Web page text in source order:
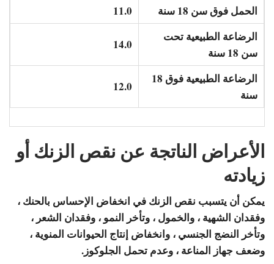
الحمل فوق سن 18 سنة
11.0
الرضاعة الطبيعية تحت
سن 18 سنة
14.0
الرضاعة الطبيعية فوق 18
سنة
12.0
الأعراض الناتجة عن نقص الزنك أو
زيادته
يمكن أن يتسبب نقص الزنك في انخفاض الإحساس بالحنك ،
وفقدان الشهية ، والخمول ، وتأخر النمو ، وفقدان الشعر ،
وتأخر النضج الجنسي ، وانخفاض إنتاج الحيوانات المنوية ،
وضعف جهاز المناعة ، وعدم تحمل الجلوكوز.